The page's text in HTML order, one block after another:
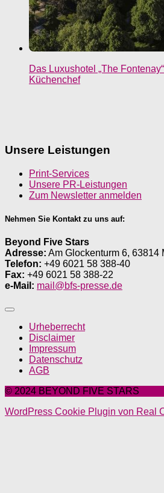
Das Luxushotel „The
Küchenchef
Unsere Leistungen
Print-Services
Unsere PR-Leistungen
Zum Newsletter anmelden
Nehmen Sie Kontakt zu uns auf:
Beyond Five Stars
Adresse: Am Glockenturm 6, 63814
Telefon: +49 6021 58 388-40
Fax: +49 6021 58 388-22
e-Mail: mail@bfs-presse.de
Urheberrecht
Disclaimer
Impressum
Datenschutz
AGB
© 2024 BEYOND FIVE STARS
WordPress Cookie Plugin von Real